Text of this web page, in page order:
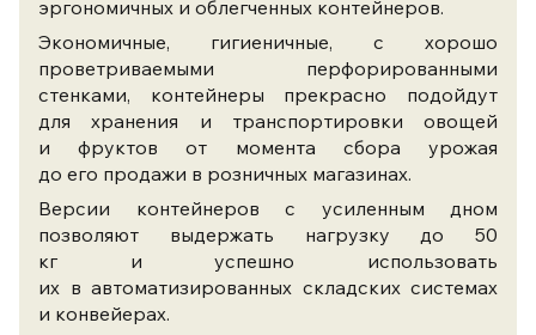
эргономичных и облегченных контейнеров.
Экономичные, гигиеничные, с хорошо
проветриваемыми перфорированными
стенками, контейнеры прекрасно подойдут
для хранения и транспортировки овощей
и фруктов от момента сбора урожая
до его продажи в розничных магазинах.
Версии контейнеров с усиленным дном
позволяют выдержать нагрузку до 50
кг и успешно использовать
их в автоматизированных складских системах
и конвейерах.